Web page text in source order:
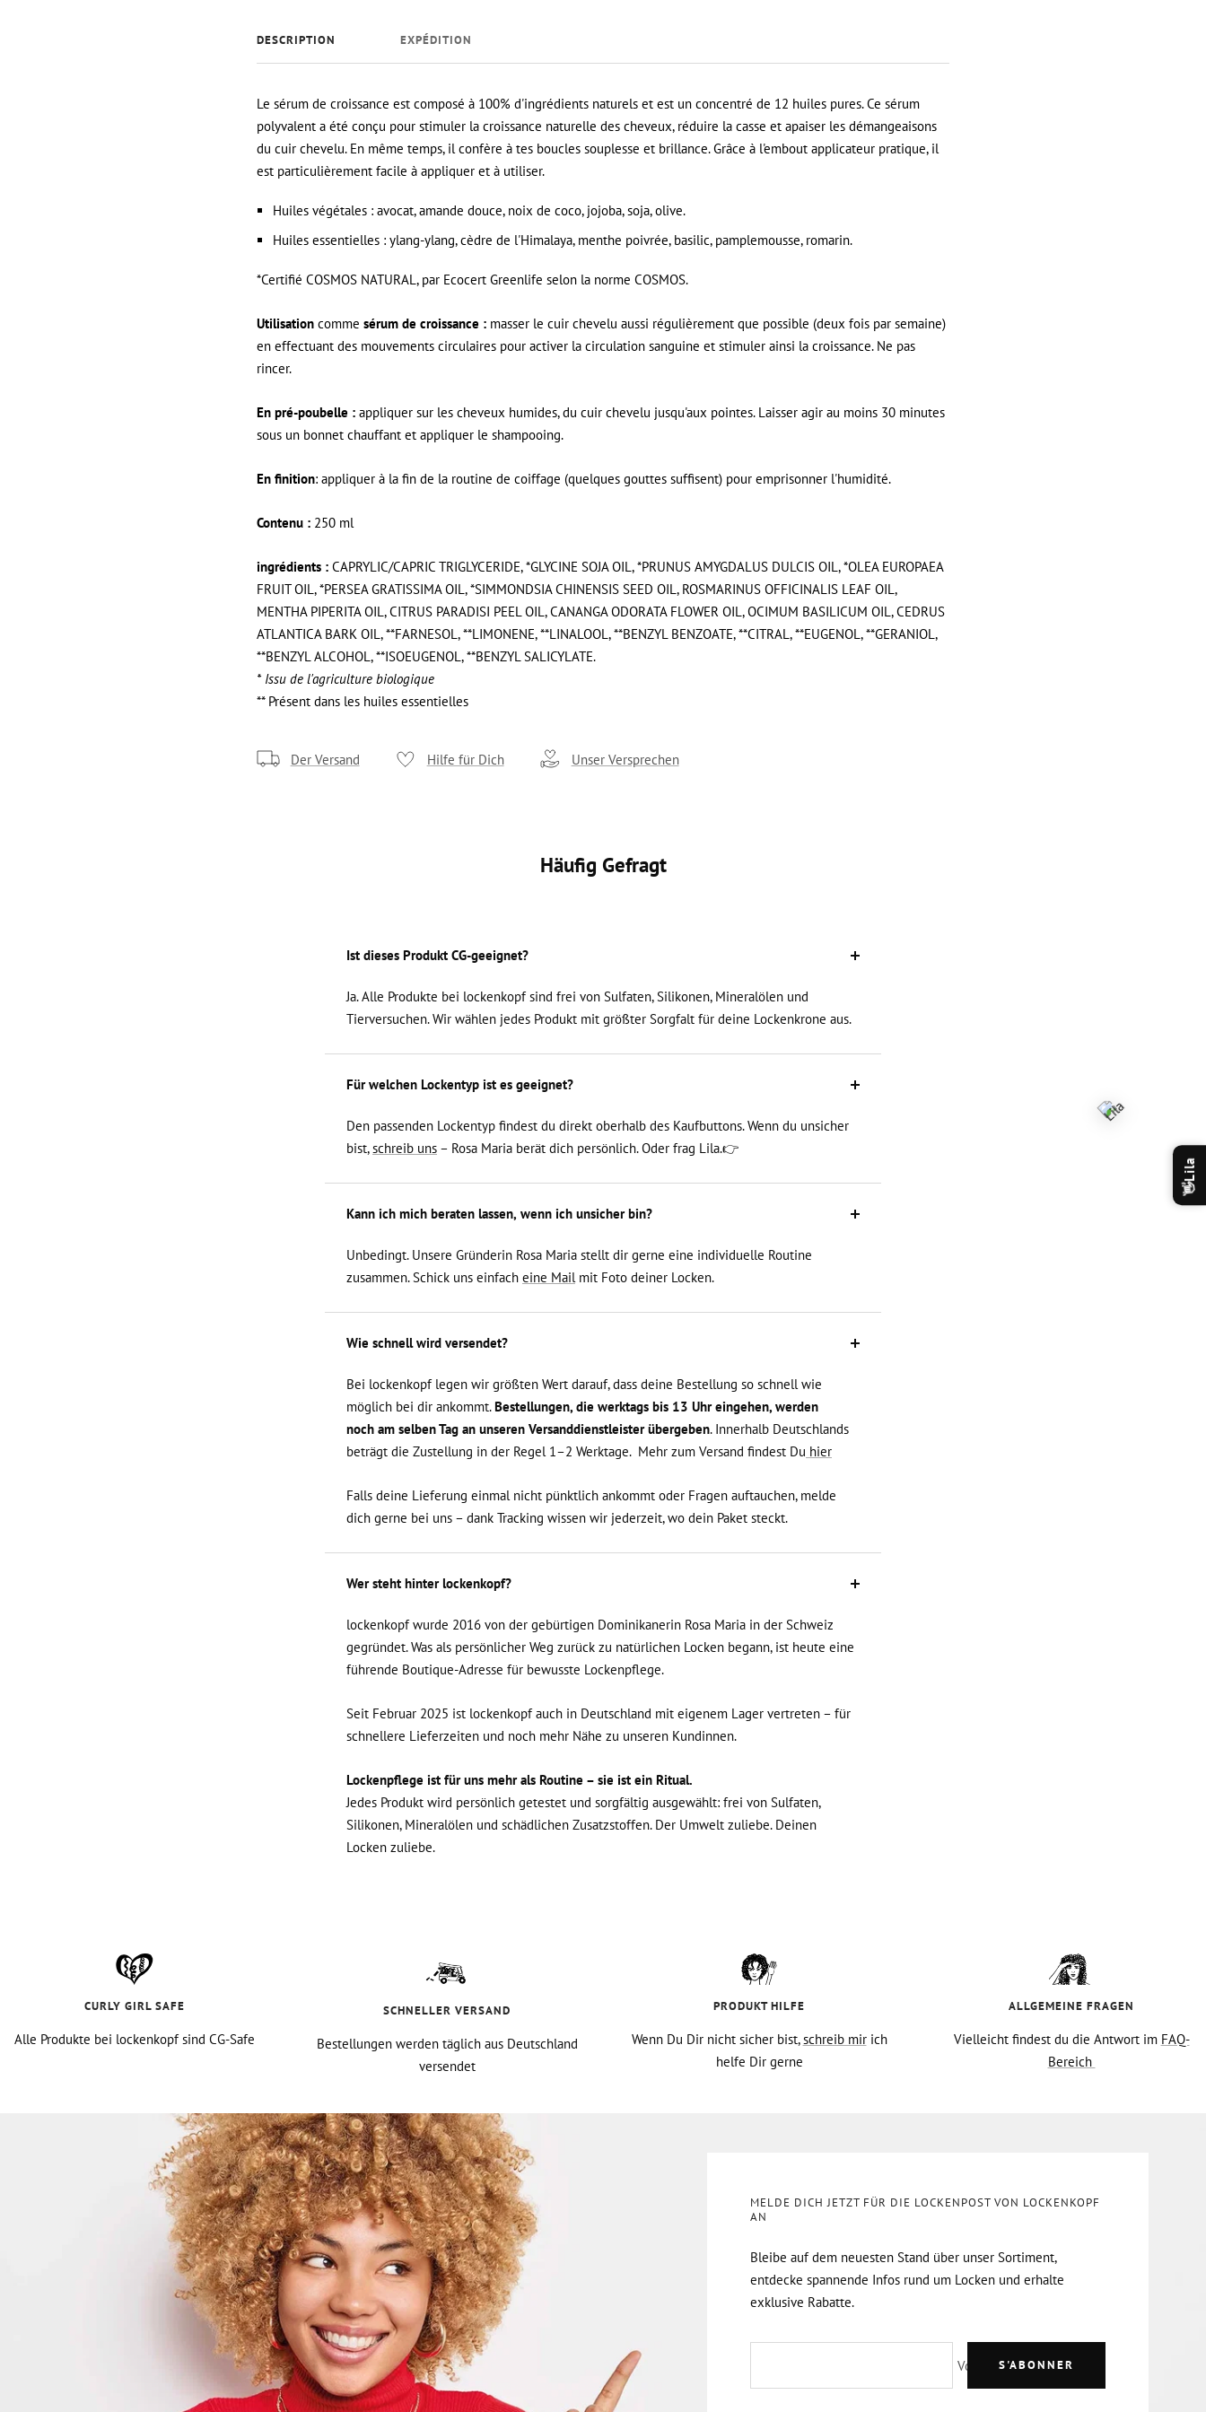
DESCRIPTION EXPÉDITION
Le sérum de croissance est composé à 100% d'ingrédients naturels et est un concentré de 12 huiles pures. Ce sérum
polyvalent a été conçu pour stimuler la croissance naturelle des cheveux, réduire la casse et apaiser les démangeaisons
du cuir chevelu. En même temps, il confère à tes boucles souplesse et brillance. Grâce à l'embout applicateur pratique, il
est particulièrement facile à appliquer et à utiliser.
Huiles végétales : avocat, amande douce, noix de coco, jojoba, soja, olive.
Huiles essentielles : ylang-ylang, cèdre de l'Himalaya, menthe poivrée, basilic, pamplemousse, romarin.
*Certifié COSMOS NATURAL, par Ecocert Greenlife selon la norme COSMOS.
Utilisationcomme sérum de croissance : masser le cuir chevelu aussi régulièrement que possible (deux fois par semaine)
en effectuant des mouvements circulaires pour activer la circulation sanguine et stimuler ainsi la croissance. Ne pas
rincer.
En pré-poubelle :appliquer sur les cheveux humides, du cuir chevelu jusqu'aux pointes. Laisser agir au moins 30 minutes
sous un bonnet chauffant et appliquer le shampooing.
En finition: appliquer à la fin de la routine de coiffage (quelques gouttes suffisent) pour emprisonner l'humidité.
Contenu : 250 ml
ingrédients : CAPRYLIC/CAPRIC TRIGLYCERIDE, *GLYCINE SOJA OIL, *PRUNUS AMYGDALUS DULCIS OIL, *OLEA EUROPAEA
FRUIT OIL, *PERSEA GRATISSIMA OIL, *SIMMONDSIA CHINENSIS SEED OIL, ROSMARINUS OFFICINALIS LEAF OIL,
MENTHA PIPERITA OIL, CITRUS PARADISI PEEL OIL, CANANGA ODORATA FLOWER OIL, OCIMUM BASILICUM OIL, CEDRUS
ATLANTICA BARK OIL, **FARNESOL, **LIMONENE, **LINALOOL, **BENZYL BENZOATE, **CITRAL, **EUGENOL, **GERANIOL,
**BENZYL ALCOHOL, **ISOEUGENOL, **BENZYL SALICYLATE.
* Issu de l'agriculture biologique
** Présent dans les huiles essentielles
Der Versand Hilfe für Dich Unser Versprechen
Häufig Gefragt
Ist dieses Produkt CG-geeignet?
Ja. Alle Produkte bei lockenkopf sind frei von Sulfaten, Silikonen, Mineralölen und
Tierversuchen. Wir wählen jedes Produkt mit größter Sorgfalt für deine Lockenkrone aus.
Für welchen Lockentyp ist es geeignet?
Den passenden Lockentyp findest du direkt oberhalb des Kaufbuttons. Wenn du unsicher
bist,schreib uns – Rosa Maria berät dich persönlich. Oder frag Lila.👉
Kann ich mich beraten lassen, wenn ich unsicher bin?
Unbedingt. Unsere Gründerin Rosa Maria stellt dir gerne eine individuelle Routine
zusammen. Schick uns einfach eine Mailmit Foto deiner Locken.
Wie schnell wird versendet?
Bei lockenkopf legen wir größten Wert darauf, dass deine Bestellung so schnell wie
möglich bei dir ankommt. Bestellungen, die werktags bis 13 Uhr eingehen, werden
noch am selben Tag an unseren Versanddienstleister übergeben. Innerhalb Deutschlands
beträgt die Zustellung in der Regel 1–2 Werktage. Mehr zum Versand findest Du hier
Falls deine Lieferung einmal nicht pünktlich ankommt oder Fragen auftauchen, melde
dich gerne bei uns – dank Tracking wissen wir jederzeit, wo dein Paket steckt.
Wer steht hinter lockenkopf?
lockenkopf wurde 2016 von der gebürtigen Dominikanerin Rosa Maria in der Schweiz
gegründet. Was als persönlicher Weg zurück zu natürlichen Locken begann, ist heute eine
führende Boutique-Adresse für bewusste Lockenpflege.
Seit Februar 2025 ist lockenkopf auch in Deutschland mit eigenem Lager vertreten – für
schnellere Lieferzeiten und noch mehr Nähe zu unseren Kundinnen.
Lockenpflege ist für uns mehr als Routine – sie ist ein Ritual.
Jedes Produkt wird persönlich getestet und sorgfältig ausgewählt: frei von Sulfaten,
Silikonen, Mineralölen und schädlichen Zusatzstoffen. Der Umwelt zuliebe. Deinen
Locken zuliebe.
CURLY GIRL SAFE
Alle Produkte bei lockenkopf sind CG-Safe
SCHNELLER VERSAND
Bestellungen werden täglich aus Deutschland
versendet
PRODUKT HILFE
Wenn Du Dir nicht sicher bist, schreib mirich
helfe Dir gerne
ALLGEMEINE FRAGEN
Vielleicht findest du die Antwort im FAQ-
Bereich
MELDE DICH JETZT FÜR DIE LOCKENPOST VON LOCKENKOPF
AN
Bleibe auf dem neuesten Stand über unser Sortiment,
entdecke spannende Infos rund um Locken und erhalte
exklusive Rabatte.
Votre e-mailS'ABONNER
👋
Lila